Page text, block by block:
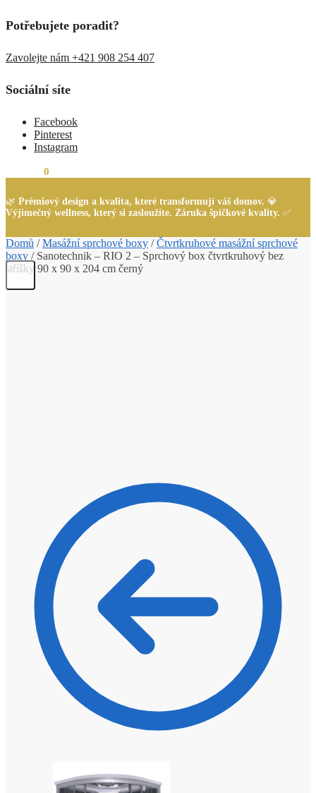
Potřebujete poradit?
Zavolejte nám +421 908 254 407
Sociální síte
Facebook
Pinterest
Instagram
0
🌿 Prémiový design a kvalita, které transformují váš domov. 💎
Výjimečný wellness, který si zasloužíte. Záruka špičkové kvality. ✅
Domů /Masážní sprchové boxy /Čtvrtkruhové masážní sprchové
boxy / Sanotechnik – RIO 2 – Sprchový box čtvrtkruhový bez
stříšky 90 x 90 x 204 cm černý